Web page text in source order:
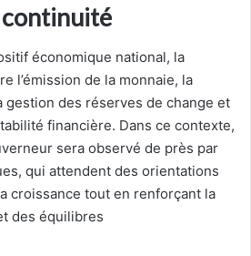
économique national, la
l’émission de la monnaie, la
gestion des réserves de change et
financière. Dans ce contexte,
sera observé de près par
qui attendent des orientations
croissance tout en renforçant la
des équilibres